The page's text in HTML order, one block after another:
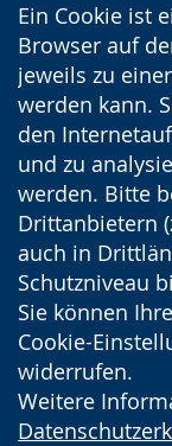
Ein Cookie ist
Browser auf
jeweils zu
werden kann.
den
und zu
werden. Bitte
Drittanbietern
auch in
Schutzniveau
Sie können
Cookie-
widerrufen.
Weitere